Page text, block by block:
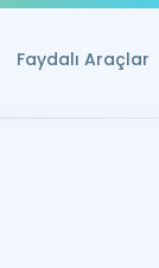
Faydalı Araçlar